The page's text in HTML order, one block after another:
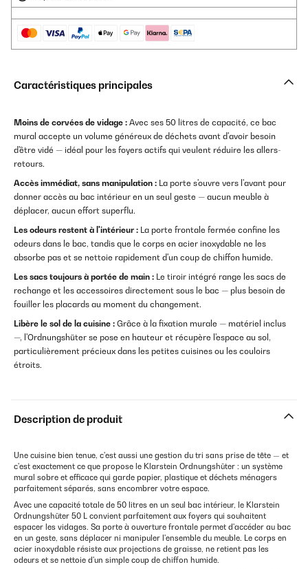
Caractéristiques principales
Moins de corvées de vidage : Avec ses 50 litres de capacité, ce bac
mural accepte un volume généreux de déchets avant d'avoir besoin
d'être vidé — idéal pour les foyers actifs qui veulent réduire les allers-
retours.
Accès immédiat, sans manipulation : La porte s'ouvre vers l'avant pour
donner accès au bac intérieur en un seul geste — aucun meuble à
déplacer, aucun effort superflu.
Les odeurs restent à l'intérieur : La porte frontale fermée confine les
odeurs dans le bac, tandis que le corps en acier inoxydable ne les
absorbe pas et se nettoie rapidement d'un coup de chiffon humide.
Les sacs toujours à portée de main : Le tiroir intégré range les sacs de
rechange et les accessoires directement sous le bac — plus besoin de
fouiller les placards au moment du changement.
Libère le sol de la cuisine : Grâce à la fixation murale — matériel inclus
—, l'Ordnungshüter se pose en hauteur et récupère l'espace au sol,
particulièrement précieux dans les petites cuisines ou les couloirs
étroits.
Description de produit
Une cuisine bien tenue, c'est aussi une gestion du tri sans prise de tête — et
c'est exactement ce que propose le Klarstein Ordnungshüter : un système
mural sobre et efficace qui garde papier, plastique et déchets ménagers
parfaitement séparés, sans encombrer votre espace.
Avec une capacité totale de 50 litres en un seul bac intérieur, le Klarstein
Ordnungshüter 50 L convient parfaitement aux foyers qui souhaitent
espacer les vidages. Sa porte à ouverture frontale permet d'accéder au bac
en un geste, sans déplacer ni manipuler l'ensemble du meuble. Le corps en
acier inoxydable résiste aux projections de graisse, ne retient pas les
odeurs et se nettoie d'un simple coup de chiffon humide.